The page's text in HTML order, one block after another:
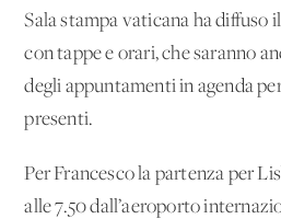
Sala stampa vaticana ha diffuso
con tappe e orari, che saranno
degli appuntamenti in agenda
presenti.
Per Francesco la partenza per
alle 7.50 dall’aeroporto